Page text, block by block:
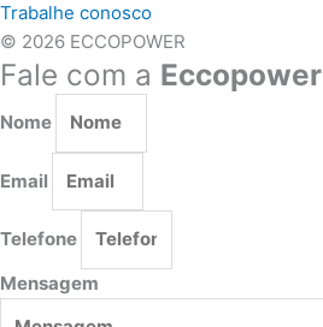
Trabalhe conosco
© 2026 ECCOPOWER
Fale com a Eccopower
Nome
Email
Telefone
Mensagem